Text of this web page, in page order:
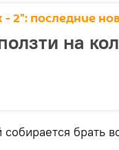
2": последние
на
брать